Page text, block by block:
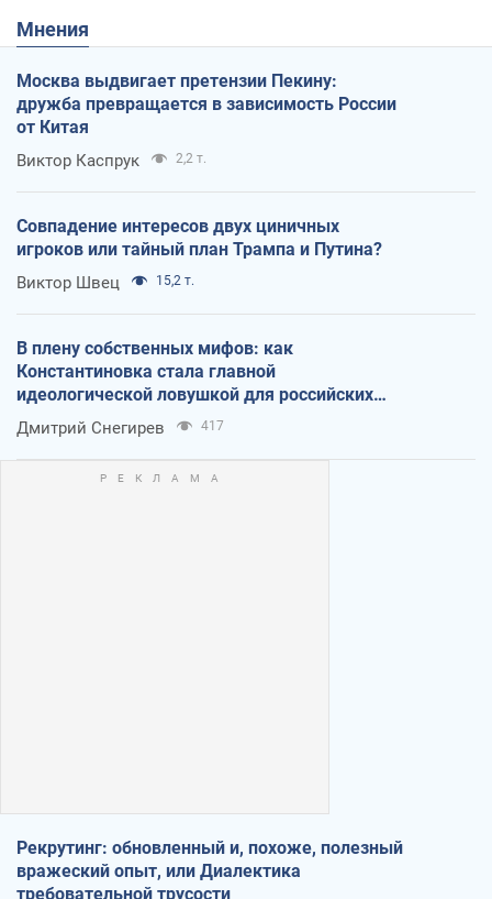
Мнения
Москва выдвигает претензии Пекину:
дружба превращается в зависимость России
от Китая
Виктор Каспрук 2,2 т.
Совпадение интересов двух циничных
игроков или тайный план Трампа и Путина?
Виктор Швец 15,2 т.
В плену собственных мифов: как
Константиновка стала главной
идеологической ловушкой для российских
оккупантов
Дмитрий Снегирев 417
Рекрутинг: обновленный и, похоже, полезный
вражеский опыт, или Диалектика
требовательной трусости